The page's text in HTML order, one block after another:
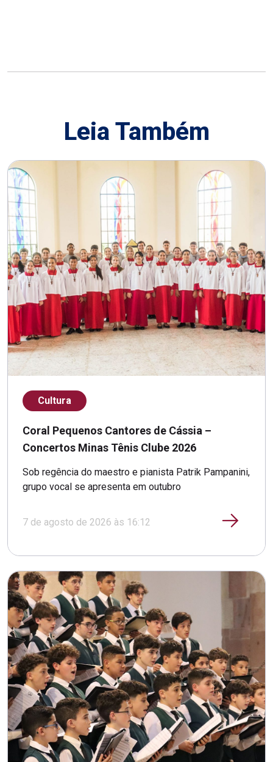
Leia Também
Cultura
Coral Pequenos Cantores de Cássia –
Concertos Minas Tênis Clube 2026
Sob regência do maestro e pianista Patrik Pampanini,
grupo vocal se apresenta em outubro
7 de agosto de 2026 às 16:12